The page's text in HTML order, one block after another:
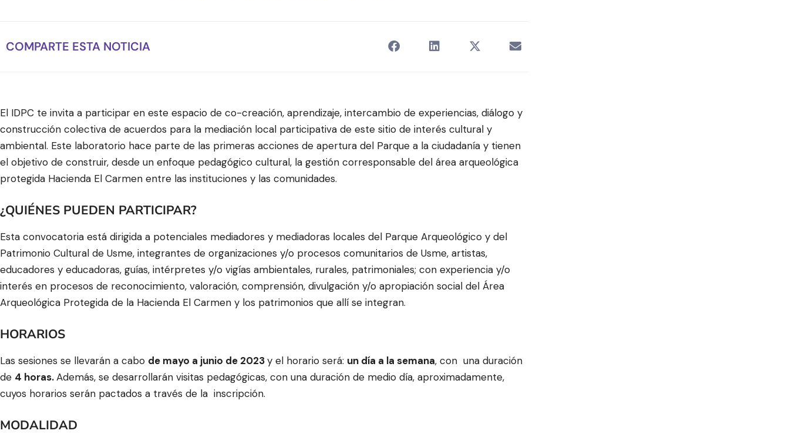
COMPARTE ESTA NOTICIA
El IDPC te invita a participar en este espacio de co-creación, aprendizaje, intercambio de experiencias, diálogo y
construcción colectiva de acuerdos para la mediación local participativa de este sitio de interés cultural y
ambiental. Este laboratorio hace parte de las primeras acciones de apertura del Parque a la ciudadanía y tienen
el objetivo de construir, desde un enfoque pedagógico cultural, la gestión corresponsable del área arqueológica
protegida Hacienda El Carmen entre las instituciones y las comunidades.
¿QUIÉNES PUEDEN PARTICIPAR?
Esta convocatoria está dirigida a potenciales mediadores y mediadoras locales del Parque Arqueológico y del
Patrimonio Cultural de Usme, integrantes de organizaciones y/o procesos comunitarios de Usme, artistas,
educadores y educadoras, guías, intérpretes y/o vigías ambientales, rurales, patrimoniales; con experiencia y/o
interés en procesos de reconocimiento, valoración, comprensión, divulgación y/o apropiación social del Área
Arqueológica Protegida de la Hacienda El Carmen y los patrimonios que allí se integran.
HORARIOS
Las sesiones se llevarán a cabo de mayo a junio de 2023y el horario será: un día a la semana, con una duración
de 4 horas.Además, se desarrollarán visitas pedagógicas, con una duración de medio día, aproximadamente,
cuyos horarios serán pactados a través de la inscripción.
MODALIDAD